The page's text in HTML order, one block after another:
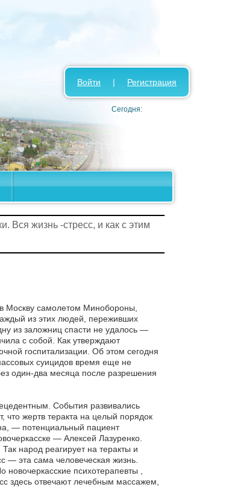
Войти | Регистрация
Сегодня:
Вся жизнь -стресс, и как с этим
Москву самолетом Минобороны,
из этих людей, переживших
из заложниц спасти не удалось —
с собой. Как утверждают
госпитализации. Об этом сегодня
суицидов время еще не
один-два месяца после разрешения
События развивались
жертв теракта на целый порядок
— потенциальный пациент
— Алексей Лазуренко.
народ реагирует на теракты и
— эта сама человеческая жизнь.
психотерапевты ,
здесь отвечают лечебным массажем,